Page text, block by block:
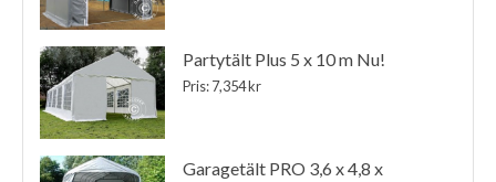
Partytält Plus 5 x 10 m Nu!
Pris: 7,354 kr
Garagetält PRO 3,6 x 4,8 x